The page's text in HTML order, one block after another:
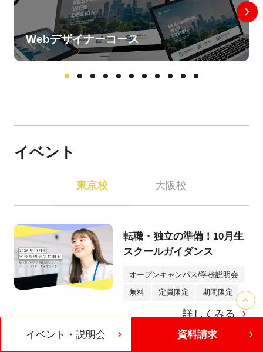
Webデザイナーコース
イベント
東京校 大阪校
転職・独立の準備！10月生
スクールガイダンス
オープンキャンパス/学校説明会
無料 定員限定 期間限定
詳しくみる
イベント・説明会 資料請求